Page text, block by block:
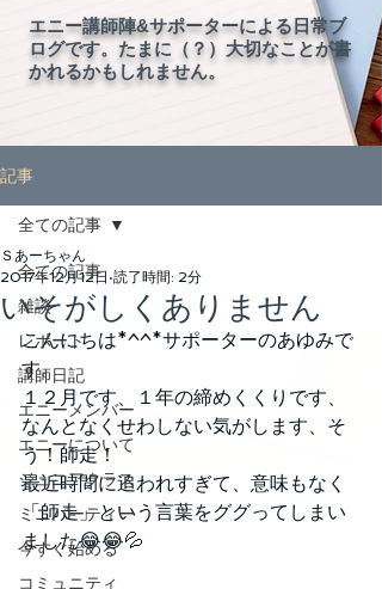
エニー講師陣&サポーターによる日常ブ
ログです。たまに（？）大切なことが書
かれるかもしれません。
記事
全ての記事
雑談
レポート
講師日記
エニーメンバー
エニーについて
ジュニアクラス
ミニパーティー
今すぐ始める
コミュニティ
全ての記事
いそがしくありません
Ｓあーちゃん
2017年12月12日 読了時間: 2分
こんにちは*^^*サポーターのあゆみで
す。
１２月です、１年の締めくくりです、
なんとなくせわしない気がします、そ
う！師走！
最近時間に追われすぎて、意味もなく
「師走」という言葉をググってしまい
ました😂😂💦